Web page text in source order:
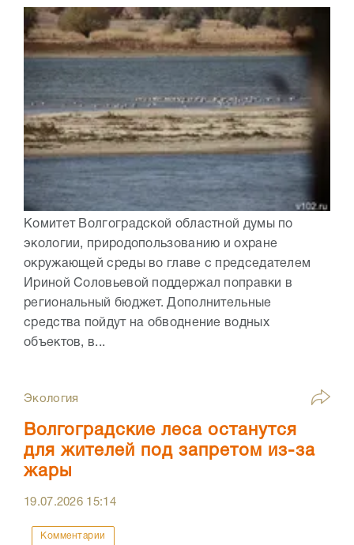
Комитет Волгоградской областной думы по
экологии, природопользованию и охране
окружающей среды во главе с председателем
Ириной Соловьевой поддержал поправки в
региональный бюджет. Дополнительные
средства пойдут на обводнение водных
объектов, в...
Экология
Волгоградские леса останутся
для жителей под запретом из-за
жары
19.07.2026 15:14
Комментарии